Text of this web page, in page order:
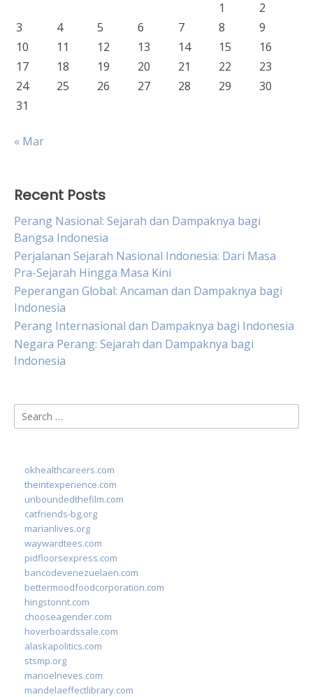
1
2
3
4 5 6 7 8
9
10
11 12 13 14 15
16
17
18 19 20 21 22
23
24
25 26 27 28 29
30
31
« Mar
Recent Posts
Perang Nasional: Sejarah dan Dampaknya bagi
Bangsa Indonesia
Perjalanan Sejarah Nasional Indonesia: Dari Masa
Pra-Sejarah Hingga Masa Kini
Peperangan Global: Ancaman dan Dampaknya bagi
Indonesia
Perang Internasional dan Dampaknya bagi Indonesia
Negara Perang: Sejarah dan Dampaknya bagi
Indonesia
Search
for:
okhealthcareers.com
theintexperience.com
unboundedthefilm.com
catfriends-bg.org
marianlives.org
waywardtees.com
pidfloorsexpress.com
bancodevenezuelaen.com
bettermoodfoodcorporation.com
hingstonnt.com
chooseagender.com
hoverboardssale.com
alaskapolitics.com
stsmp.org
manoelneves.com
mandelaeffectlibrary.com